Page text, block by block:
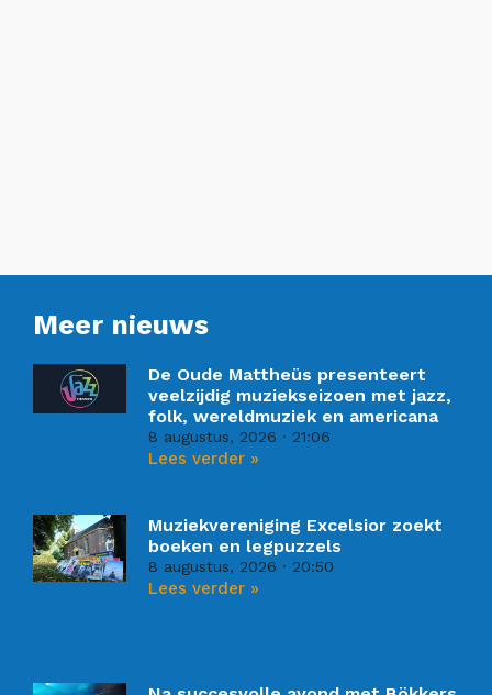
Meer nieuws
De Oude Mattheüs presenteert
veelzijdig muziekseizoen met jazz,
folk, wereldmuziek en americana
8 augustus, 2026 21:06
Lees verder »
Muziekvereniging Excelsior zoekt
boeken en legpuzzels
8 augustus, 2026 20:50
Lees verder »